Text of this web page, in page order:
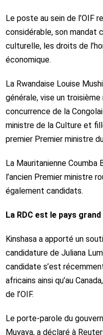
Le poste au sein de l’OIF
considérable, son mandat
culturelle, les droits de
économique.
La Rwandaise Louise
générale, vise un
concurrence de la
ministre de la Culture et
premier Premier ministre
La Mauritanienne
l’ancien Premier ministre
également candidats.
La RDC est le pays
Kinshasa a apporté un
candidature de Juliana
candidate s’est
africains ainsi qu’au
de l’OIF.
Le porte-parole du
Muyaya, a déclaré à